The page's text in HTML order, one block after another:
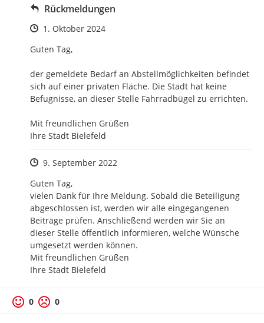
Rückmeldungen
Zeitpunkt des Erstellens
1. Oktober 2024
Guten Tag,
der gemeldete Bedarf an Abstellmöglichkeiten befindet
sich auf einer privaten Fläche. Die Stadt hat keine
Befugnisse, an dieser Stelle Fahrradbügel zu errichten.
Mit freundlichen Grüßen
Ihre Stadt Bielefeld
Zeitpunkt des Erstellens
9. September 2022
Guten Tag,
vielen Dank für Ihre Meldung. Sobald die Beteiligung
abgeschlossen ist, werden wir alle eingegangenen
Beiträge prüfen. Anschließend werden wir Sie an
dieser Stelle öffentlich informieren, welche Wünsche
umgesetzt werden können.
Mit freundlichen Grüßen
Ihre Stadt Bielefeld
Positive Bewertung
0 Negative Bewertung
0